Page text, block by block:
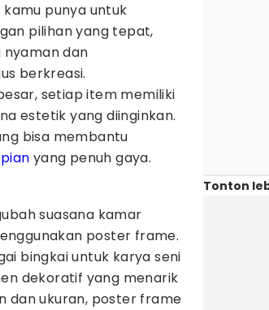
punya untuk
pilihan yang tepat,
dan
berkreasi.
setiap item memiliki
estetik yang diinginkan.
bisa membantu
yang penuh gaya.
suasana kamar
poster frame.
bingkai untuk karya seni
dekoratif yang menarik
dan ukuran, poster frame
Tonton